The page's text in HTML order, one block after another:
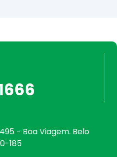
- Boa Viagem. Belo
185